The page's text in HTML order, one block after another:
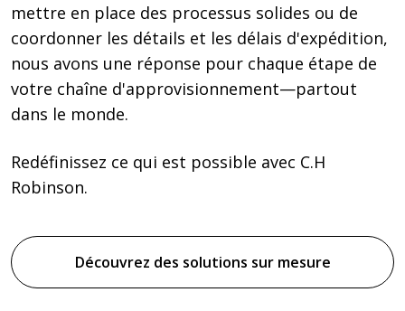
mettre en place des processus solides ou de
coordonner les détails et les délais d'expédition,
nous avons une réponse pour chaque étape de
votre chaîne d'approvisionnement—partout
dans le monde.
Redéfinissez ce qui est possible avec C.H
Robinson.
Découvrez des solutions sur mesure